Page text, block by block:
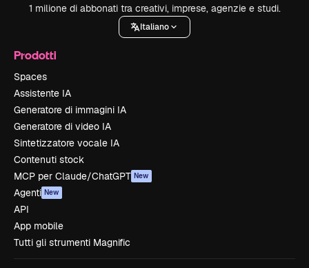
1 milione di abbonati tra creativi, imprese, agenzie e studi.
Italiano
Prodotti
Spaces
Assistente IA
Generatore di immagini IA
Generatore di video IA
Sintetizzatore vocale IA
Contenuti stock
MCP per Claude/ChatGPT New
Agenti New
API
App mobile
Tutti gli strumenti Magnific